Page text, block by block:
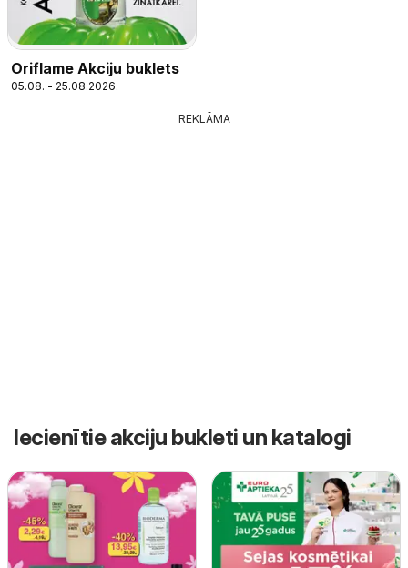
Oriflame Akciju buklets
05.08. - 25.08.2026.
REKLĀMA
Iecienītie akciju bukleti un katalogi